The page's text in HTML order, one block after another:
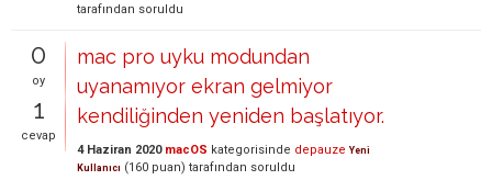
tarafından soruldu
0
oy
1
cevap
mac pro uyku modundan
uyanamıyor ekran gelmiyor
kendiliğinden yeniden başlatıyor.
4 Haziran 2020 macOS kategorisinde depauze Yeni
Kullanıcı (160 puan) tarafından soruldu